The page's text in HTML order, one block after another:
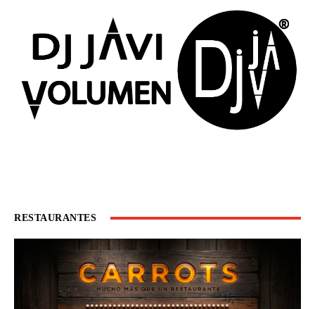
RESTAURANTES